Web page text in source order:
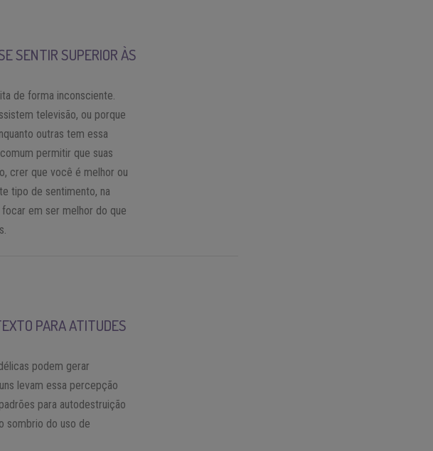
SENTIR SUPERIOR ÀS
de forma inconsciente.
televisão, ou porque
outras tem essa
permitir que suas
crer que você é melhor ou
tipo de sentimento, na
em ser melhor do que
PARA ATITUDES
podem gerar
levam essa percepção
para autodestruição
sombrio do uso de